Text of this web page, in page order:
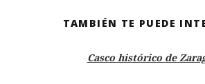
TAMBIÉN TE PUEDE
Casco histórico de